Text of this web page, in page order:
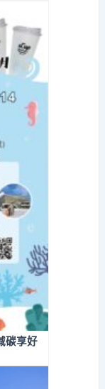
碳享好